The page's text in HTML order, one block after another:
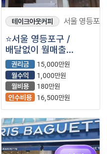
테이크아웃커피 서울 영등포구
⭐️서울 영등포구 /
배달없이 월매출
3,000만원 /
영업시간짧음 / 고매출
＂매머드익스프레스＂
매머드커피⭐️
권리금
15,000만원
월수익
1,000만원
월비용
180만원
인수비용
16,500만원